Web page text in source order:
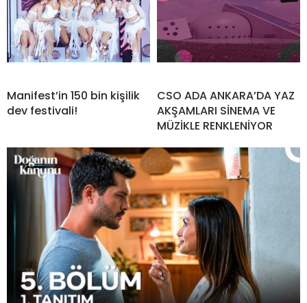
Manifest’in 150 bin kişilik
dev festivali!
CSO ADA ANKARA’DA YAZ
AKŞAMLARI SİNEMA VE
MÜZİKLE RENKLENİYOR